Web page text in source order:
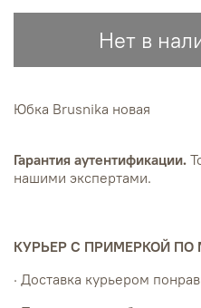
Нет в
Юбка Brusnika новая
Гарантия аутентификации.
нашими экспертами.
КУРЬЕР С ПРИМЕРКОЙ ПО
· Доставка курьером